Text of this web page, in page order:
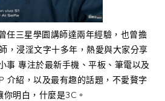
任三星學園講師達兩年經驗，也曾擔
，浸淫文字十多年，熱愛與大家分享
事 專注於最新手機、平板、筆電以及
介紹，以及最有趣的話題，不愛贅字
明白，什麼是3C。